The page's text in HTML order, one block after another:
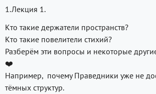
1.Лекция 1.
Кто такие держатели пространств?
Кто такие повелители стихий?
Разберём эти вопросы и некоторые
❤️
Например, почему Праведники уже не
тёмных структур.